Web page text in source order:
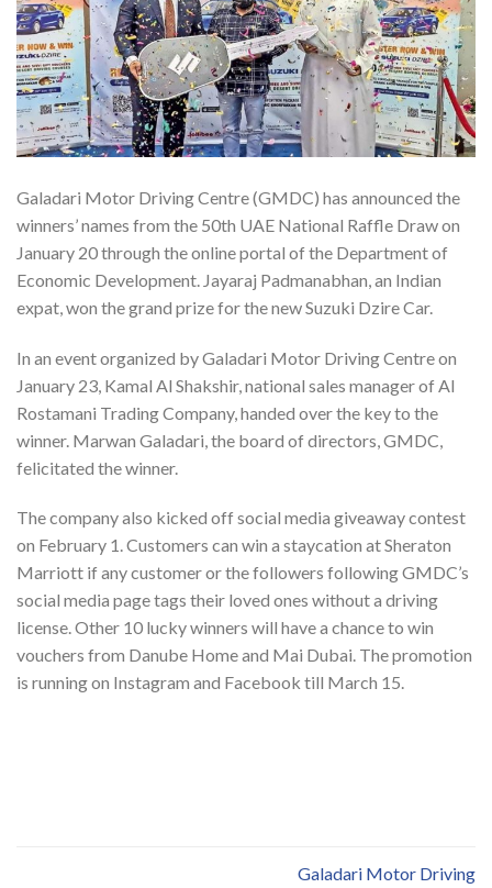
Galadari Motor Driving Centre (GMDC) has announced the
winners’ names from the 50th UAE National Raffle Draw on
January 20 through the online portal of the Department of
Economic Development. Jayaraj Padmanabhan, an Indian
expat, won the grand prize for the new Suzuki Dzire Car.
In an event organized by Galadari Motor Driving Centre on
January 23, Kamal Al Shakshir, national sales manager of Al
Rostamani Trading Company, handed over the key to the
winner. Marwan Galadari, the board of directors, GMDC,
felicitated the winner.
The company also kicked off social media giveaway contest
on February 1. Customers can win a staycation at Sheraton
Marriott if any customer or the followers following GMDC’s
social media page tags their loved ones without a driving
license. Other 10 lucky winners will have a chance to win
vouchers from Danube Home and Mai Dubai. The promotion
is running on Instagram and Facebook till March 15.
Galadari Motor Driving